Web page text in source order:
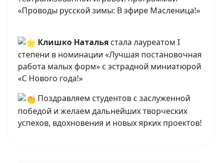
«Проводы русской зимы: В эфире Масленица!»
Клишко Наталья стала лауреатом I
степени в номинации «Лучшая постановочная
работа малых форм» с эстрадной миниатюрой
«С Нового года!»
Поздравляем студентов с заслуженной
победой и желаем дальнейших творческих
успехов, вдохновения и новых ярких проектов!